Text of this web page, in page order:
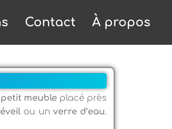
Contact À propos
petit meubleplacé près
ou unverre d’eau.